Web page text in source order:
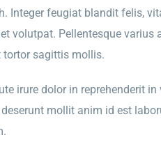
Integer feugiat blandit felis,
volutpat. Pellentesque
tortor sagittis mollis.
irure dolor in reprehenderit
mollit anim id est